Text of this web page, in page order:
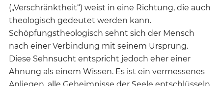
(„Verschränktheit“) weist in eine Richtung, die auch
theologisch gedeutet werden kann.
Schöpfungstheologisch sehnt sich der Mensch
nach einer Verbindung mit seinem Ursprung.
Diese Sehnsucht entspricht jedoch eher einer
Ahnung als einem Wissen. Es ist ein vermessenes